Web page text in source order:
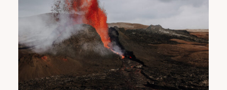
REISETIPPS
SHOP
KONTAKT